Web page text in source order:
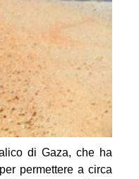
di Gaza, che ha
permettere a circa